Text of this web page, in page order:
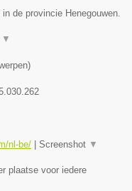
de provincie Henegouwen.
▼
)
nl-be/ Screenshot ▼
plaatse voor iedere